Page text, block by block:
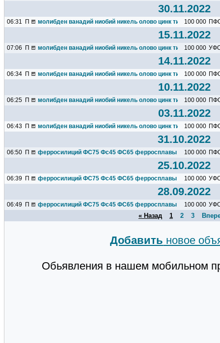
30.11.2022
06:31 П молибден ванадий ниобий никель олово цинк титан марганец
100 000
15.11.2022
07:06 П молибден ванадий ниобий никель олово цинк титан марганец
100 000
14.11.2022
06:34 П молибден ванадий ниобий никель олово цинк титан марганец
100 000
10.11.2022
06:25 П молибден ванадий ниобий никель олово цинк титан марганец
100 000
03.11.2022
06:43 П молибден ванадий ниобий никель олово цинк титан марганец
100 000
31.10.2022
06:50 П ферросилиций ФС75 Фс45 ФС65 ферросплавы титан100 000
25.10.2022
06:39 П ферросилиций ФС75 Фс45 ФС65 ферросплавы титан100 000
28.09.2022
06:49 П ферросилиций ФС75 Фс45 ФС65 ферросплавы титан100 000
« Назад 1 2 3
Добавить новое
Обьявления в нашем мобильном